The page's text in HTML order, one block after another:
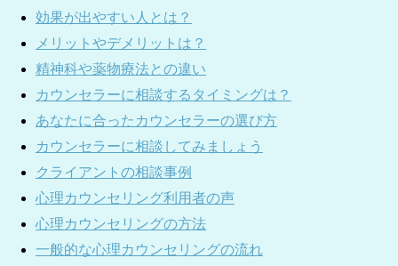
効果が出やすい人とは？
メリットやデメリットは？
精神科や薬物療法との違い
カウンセラーに相談するタイミングは？
あなたに合ったカウンセラーの選び方
カウンセラーに相談してみましょう
クライアントの相談事例
心理カウンセリング利用者の声
心理カウンセリングの方法
一般的な心理カウンセリングの流れ